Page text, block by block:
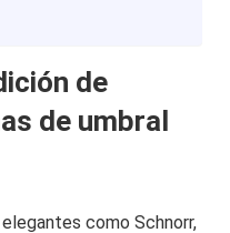
de
de umbral
como Schnorr,